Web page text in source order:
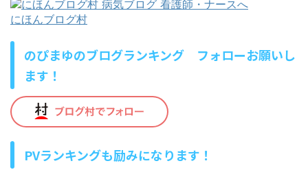
にほんブログ村
のぴまゆのブログランキング フォローお願いし
ます！
PVランキングも励みになります！